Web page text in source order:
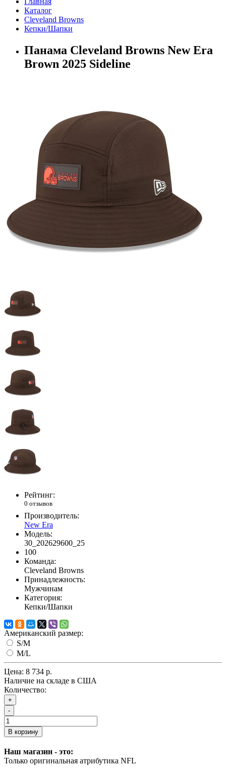
Каталог
Cleveland Browns
Кепки/Шапки
Панама Cleveland Browns New Era
Brown 2025 Sideline
Рейтинг:
0 отзывов
Производитель:
New Era
Модель:
30_202629600_25
100
Команда:
Cleveland Browns
Принадлежность:
Мужчинам
Категория:
Кепки/Шапки
Американский размер:
S/M
M/L
Цена: 8 734 р.
Наличие на складе в США
Количество:
+
-
В корзину
Наш магазин - это:
Только оригинальная атрибутика NFL